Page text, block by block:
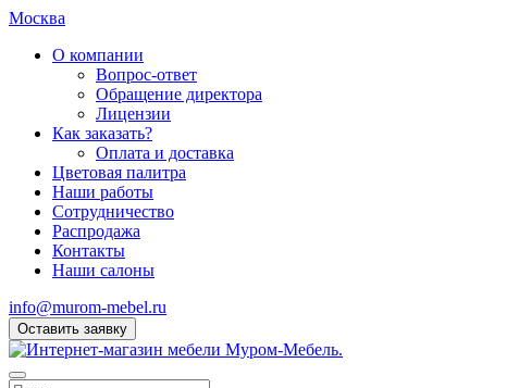
Москва
О компании
Вопрос-ответ
Обращение директора
Лицензии
Как заказать?
Оплата и доставка
Цветовая палитра
Наши работы
Сотрудничество
Распродажа
Контакты
Наши салоны
info@murom-mebel.ru
Оставить заявку